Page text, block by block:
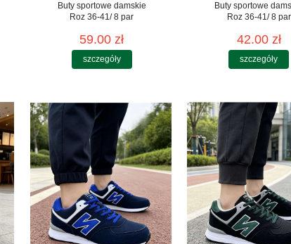
Buty sportowe damskie
Roz 36-41/ 8 par
59.00 zł
szczegóły
Buty sportowe
Roz 36-41/ 8 par
42.00 zł
szczegóły